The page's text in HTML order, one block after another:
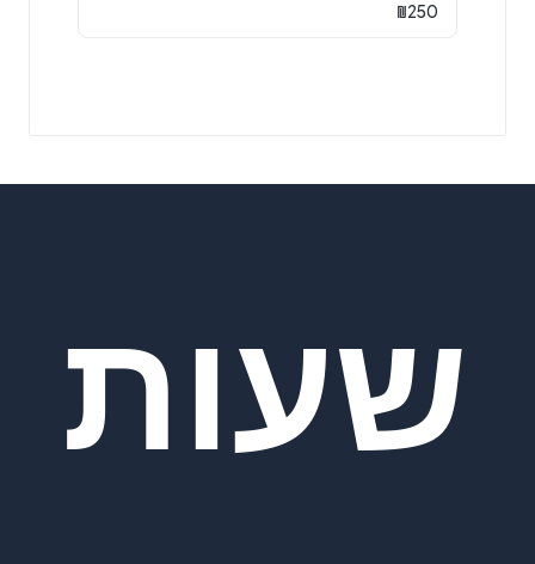
₪250
שעות